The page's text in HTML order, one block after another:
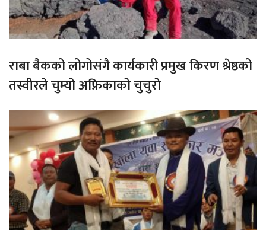
राबा बैकको लोगोसंगै कार्यकारी प्रमुख किरण श्रेष्ठको
तस्वीरले चुम्यो अफ्रिकाको चुचुरो